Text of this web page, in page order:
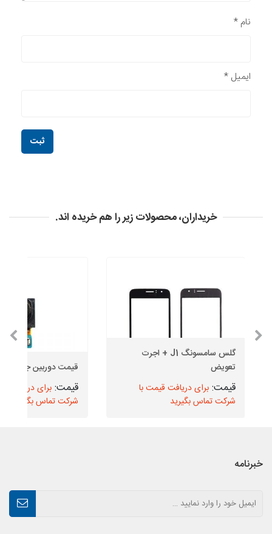
نام *
ایمیل *
خریداران، محصولات زیر را هم خریده اند.
گلس سامسونگ J1 + اجرت
تعویض
برای دریافت قیمت با
شرکت تماس بگیرید
قیمت دوربین جلو J4 Core
برای دریافت
شرکت تماس بگیرید
خبرنامه